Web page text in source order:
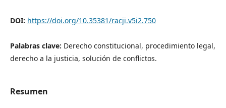
DOI: https://doi.org/10.35381/racji.v5i2.750
Palabras clave: Derecho constitucional, procedimiento legal,
derecho a la justicia, solución de conflictos.
Resumen